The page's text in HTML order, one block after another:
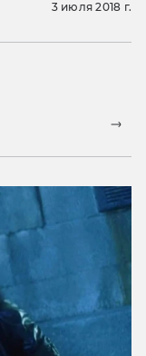
3 июля 2018 г.